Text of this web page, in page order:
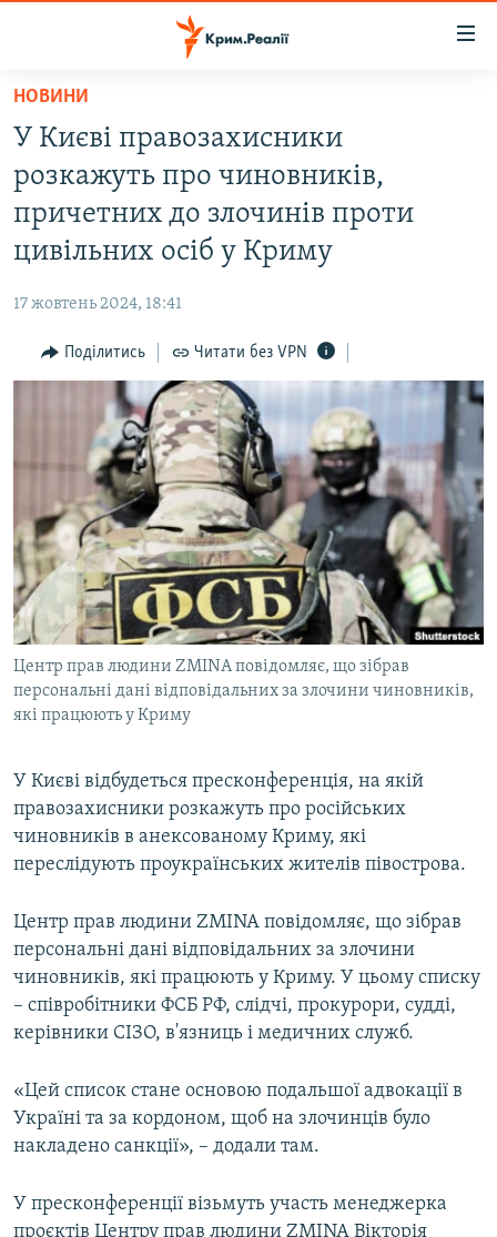
Перейти
основного
матеріалу
Перейти
до
основної
Перейти
пошуку
ВІДЕО ТА ФОТО
ПОЛІТИКА
ІНТЕРВ'Ю
ВСЕ ЗА ДЕНЬ
СПЕЦПРОЕКТИ
ДЕПОРТАЦІЯ
ВІДЕОУРОКИ «ELIFBE»
СВІДЧЕННЯ ОКУПАЦІЇ
УКРАЇНСЬКА ПРОБЛЕМА КРИМУ
ІНФОГРАФІКА
ЯК ОБІЙТИ БЛОКУВАННЯ
Русский
Qırımtatar
ДОЛУЧАЙСЯ!
НОВИНИ
У Києві правозахисники
розкажуть про чиновників,
причетних до злочинів проти
цивільних осіб у Криму
17 жовтень 2024, 18:41
Поділитись Читати без VPN
Центр прав людини ZMINA повідомляє, що зібрав
персональні дані відповідальних за злочини чиновників,
які працюють у Криму
У Києві відбудеться пресконференція, на якій
правозахисники розкажуть про російських
чиновників в анексованому Криму, які
переслідують проукраїнських жителів півострова.
Центр прав людини ZMINA повідомляє, що зібрав
персональні дані відповідальних за злочини
чиновників, які працюють у Криму. У цьому списку
– співробітники ФСБ РФ, слідчі, прокурори, судді,
керівники СІЗО, в'язниць і медичних служб.
«Цей список стане основою подальшої адвокації в
Україні та за кордоном, щоб на злочинців було
накладено санкції», – додали там.
У пресконференції візьмуть участь менеджерка
проєктів Центру прав людини ZMINA Вікторія